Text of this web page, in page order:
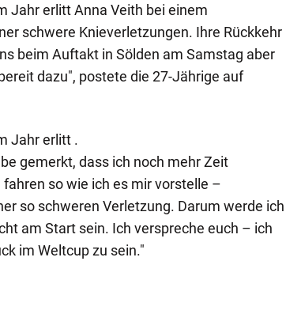
Jahr erlitt Anna Veith bei einem
schwere Knieverletzungen. Ihre Rückkehr
beim Auftakt in Sölden am Samstag aber
dazu", postete die 27-Jährige auf
Jahr erlitt .
gemerkt, dass ich noch mehr Zeit
so wie ich es mir vorstelle –
so schweren Verletzung. Darum werde ich
am Start sein. Ich verspreche euch – ich
im Weltcup zu sein."